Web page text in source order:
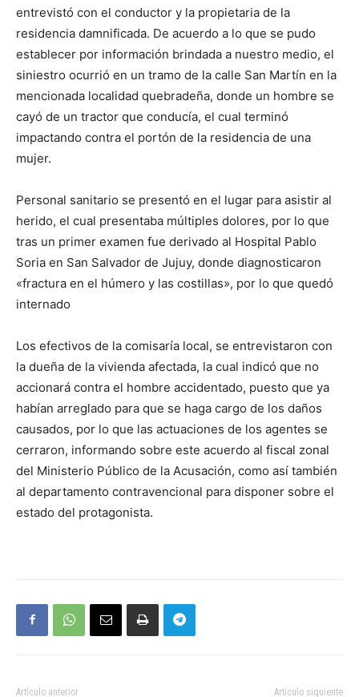
entrevistó con el conductor y la propietaria de la
residencia damnificada. De acuerdo a lo que se pudo
establecer por información brindada a nuestro medio, el
siniestro ocurrió en un tramo de la calle San Martín en la
mencionada localidad quebradeña, donde un hombre se
cayó de un tractor que conducía, el cual terminó
impactando contra el portón de la residencia de una
mujer.
Personal sanitario se presentó en el lugar para asistir al
herido, el cual presentaba múltiples dolores, por lo que
tras un primer examen fue derivado al Hospital Pablo
Soria en San Salvador de Jujuy, donde diagnosticaron
«fractura en el húmero y las costillas», por lo que quedó
internado
Los efectivos de la comisaría local, se entrevistaron con
la dueña de la vivienda afectada, la cual indicó que no
accionará contra el hombre accidentado, puesto que ya
habían arreglado para que se haga cargo de los daños
causados, por lo que las actuaciones de los agentes se
cerraron, informando sobre este acuerdo al fiscal zonal
del Ministerio Público de la Acusación, como así también
al departamento contravencional para disponer sobre el
estado del protagonista.
Artículo anterior Artículo siguiente